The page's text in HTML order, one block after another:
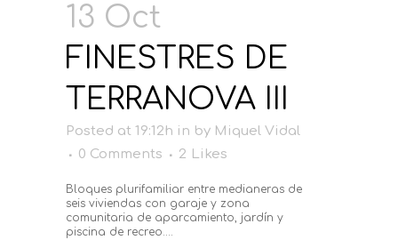
13 Oct
FINESTRES DE
TERRANOVA III
Posted at 19:12h in by Miquel Vidal
0 Comments
2 Likes
Bloques plurifamiliar entre medianeras de
seis viviendas con garaje y zona
comunitaria de aparcamiento, jardín y
piscina de recreo....